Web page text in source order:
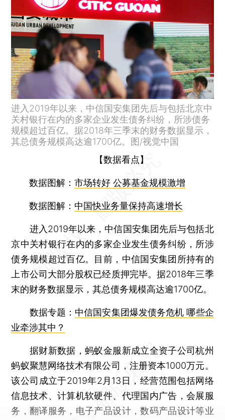
进入2019年以来，中信国安集团先后与包括北京中
关村银行在内的多家企业发生债务纠纷，所涉债务
规模超过百亿。据2018年三季末的财务数据显示，
其总债务规模高达逾1700亿。图/视觉中国
【数据看点】
数据图解：市场转好 公募基金规模激增
数据图解： 中国快业务量保持高速增长
进入2019年以来，中信国安集团先后与包括北
京中关村银行在内的多家企业发生债务纠纷，所涉
债务规模超过百亿。目前，中信国安集团所持有的
上市公司大部分股权已经质押完毕。据2018年三季
末的财务数据显示，其总债务规模高达逾1700亿。
数据专题： 中信国安集团爆发债务危机 哪些企
业牵涉其中？
据财新数据，蚂蚁金服新成立全资子公司杭州
蚂蚁聚慧网络技术有限公司，注册资本1000万元。
该公司成立于2019年2月13日，经营范围包括网络
信息技术、计算机软硬件、代理国内广告，会展服
务，翻译服务，电子产品设计，数码产品设计等业